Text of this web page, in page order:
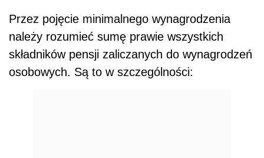
Przez pojęcie minimalnego wynagrodzenia
należy rozumieć sumę prawie wszystkich
składników pensji zaliczanych do wynagrodzeń
osobowych. Są to w szczególności: